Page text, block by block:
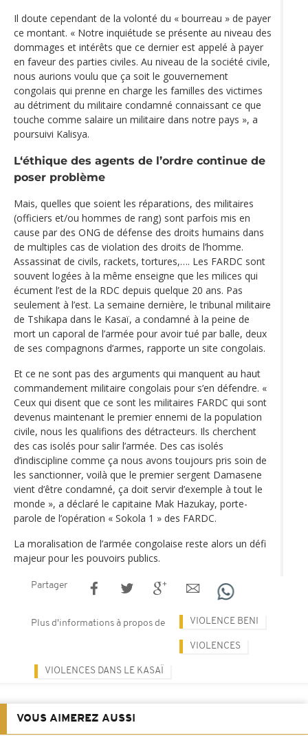
Il doute cependant de la volonté du « bourreau » de payer
ce montant. « Notre inquiétude se présente au niveau des
dommages et intérêts que ce dernier est appelé à payer
en faveur des parties civiles. Au niveau de la société civile,
nous aurions voulu que ça soit le gouvernement
congolais qui prenne en charge les familles des victimes
au détriment du militaire condamné connaissant ce que
touche comme salaire un militaire dans notre pays », a
poursuivi Kalisya.
L‘éthique des agents de l’ordre continue de
poser problème
Mais, quelles que soient les réparations, des militaires
(officiers et/ou hommes de rang) sont parfois mis en
cause par des ONG de défense des droits humains dans
de multiples cas de violation des droits de l’homme.
Assassinat de civils, rackets, tortures,…. Les FARDC sont
souvent logées à la même enseigne que les milices qui
écument l’est de la RDC depuis quelque 20 ans. Pas
seulement à l’est. La semaine dernière, le tribunal militaire
de Tshikapa dans le Kasaï, a condamné à la peine de
mort un caporal de l’armée pour avoir tué par balle, deux
de ses compagnons d’armes, rapporte un site congolais.
Et ce ne sont pas des arguments qui manquent au haut
commandement militaire congolais pour s’en défendre. «
Ceux qui disent que ce sont les militaires FARDC qui sont
devenus maintenant le premier ennemi de la population
civile, nous les qualifions des détracteurs. Ils cherchent
des cas isolés pour salir l’armée. Des cas isolés
d’indiscipline comme ça nous avons toujours pris soin de
les sanctionner, voilà que le premier sergent Damasene
vient d’être condamné, ça doit servir d’exemple à tout le
monde », a déclaré le capitaine Mak Hazukay, porte-
parole de l’opération « Sokola 1 » des FARDC.
La moralisation de l’armée congolaise reste alors un défi
majeur pour les pouvoirs publics.
Partager
Plus d'informations à propos de VIOLENCE BENI
VIOLENCES
VIOLENCES DANS LE KASAÏ
VOUS AIMEREZ AUSSI